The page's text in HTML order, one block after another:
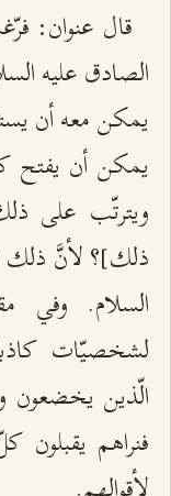
قال عنوان:
الصادق عليه
يمكن معه أن
يمكن أن يفتح
ويترتّب على
ذلك]؟ لأنَّ ذلك
السلام. وفي
لشخصيّات
الّذين يخضعون
فنراهم يقبلون